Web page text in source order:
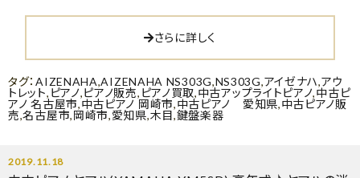
さらに詳しく
タグ：AIZENAHA,AIZENAHA NS303G,NS303G,アイゼナハ,アウ
トレット, ピアノ,ピアノ販売, ピアノ買取,中古アップライトピアノ,中古ピ
アノ 名古屋市,中古ピアノ 岡崎市,中古ピアノ 愛知県,中古ピアノ販
売,名古屋市,岡崎市,愛知県,木目,鍵盤楽器
2019.11.18